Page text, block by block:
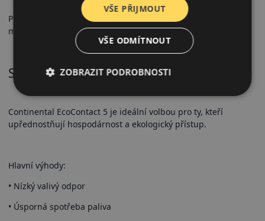
Pro osobní automobily a crossovery, především pro letní
městské a silniční použití.
Shrnutí
Continental EcoContact 5 je ideální volbou pro ty, kteří
upřednostňují hospodárnost a ekologický přístup.
Hlavní výhody:
• Nízký valivý odpor
• Úsporná spotřeba paliva
VŠE PŘIJMOUT
VŠE ODMÍTNOUT
ZOBRAZIT PODROBNOSTI